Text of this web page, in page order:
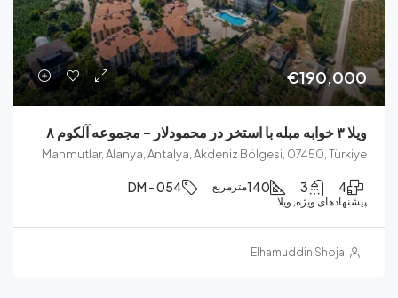
Mahmutlar, Alanya, Antalya, Akdeniz Bölgesi, 07450,
3
140 مترمربع DM - 054
ویژه, ویلا
Elhamuddin